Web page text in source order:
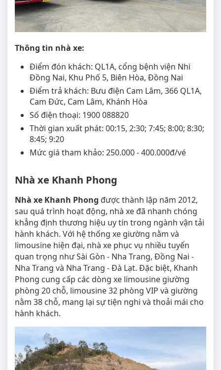
Thông tin nhà xe:
Điểm đón khách: QL1A, cổng bệnh viện Nhi
Đồng Nai, Khu Phố 5, Biên Hòa, Đồng Nai
Điểm trả khách: Bưu điện Cam Lâm, 366 QL1A,
Cam Đức, Cam Lâm, Khánh Hòa
Số điện thoại: 1900 088820
Thời gian xuất phát: 00:15, 2:30; 7:45; 8:00; 8:30;
8:45; 9:20
Mức giá tham khảo: 250.000 - 400.000đ/vé
Nhà xe Khanh Phong
Nhà xe Khanh Phong được thành lập năm 2012,
sau quá trình hoạt động, nhà xe đã nhanh chóng
khẳng định thương hiệu uy tín trong ngành vận tải
hành khách. Với hệ thống xe giường nằm và
limousine hiện đại, nhà xe phục vụ nhiều tuyến
quan trọng như Sài Gòn - Nha Trang, Đồng Nai -
Nha Trang và Nha Trang - Đà Lạt. Đặc biệt, Khanh
Phong cung cấp các dòng xe limousine giường
phòng 20 chỗ, limousine 32 phòng VIP và giường
nằm 38 chỗ, mang lại sự tiện nghi và thoải mái cho
hành khách.